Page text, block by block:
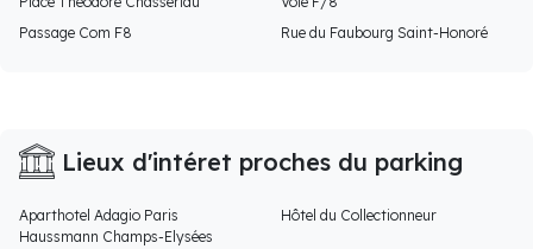
Passage Com F8
Rue du Faubourg Saint-Honoré
Lieux d'intéret proches du parking
Aparthotel Adagio Paris
Haussmann Champs-Elysées
Hôtel du Collectionneur